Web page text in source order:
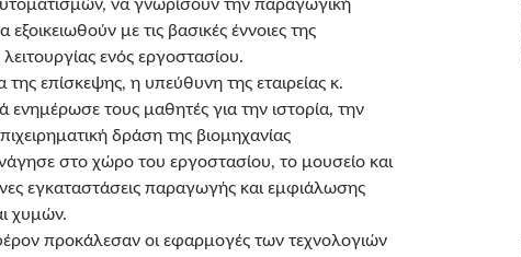
να γνωρίσουν την παραγωγική
εξοικειωθούν με τις βασικές έννοιες της
λειτουργίας ενός εργοστασίου.
της επίσκεψης, η υπεύθυνη της εταιρείας κ.
ενημέρωσε τους μαθητές για την ιστορία, την
δράση της βιομηχανίας
στο χώρο του εργοστασίου, το μουσείο και
εγκαταστάσεις παραγωγής και εμφιάλωσης
χυμών.
προκάλεσαν οι εφαρμογές των τεχνολογιών